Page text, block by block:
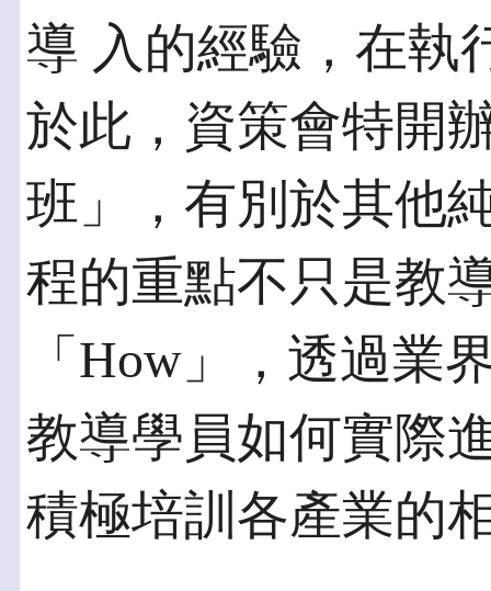
導 入的經驗，在執
於此，資策會特開
班」，有別於其他
程的重點不只是教
「How」，透過業
教導學員如何實際
積極培訓各產業的